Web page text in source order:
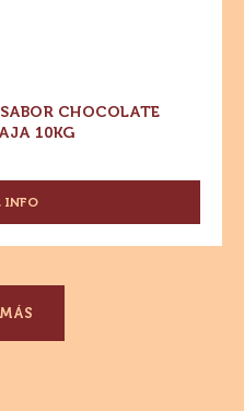
CHOCOLATE
10KG
INFO
CHOCOLATE